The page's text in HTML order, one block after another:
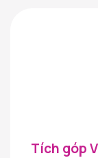
Tích góp